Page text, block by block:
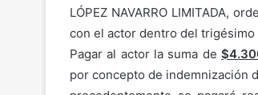
LÓPEZ NAVARRO LIMITADA,
con el actor dentro del
Pagar al actor la suma de
por concepto de indemnización